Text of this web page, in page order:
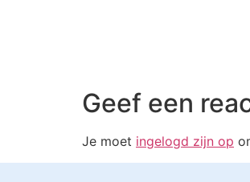
Geef een
Je moet ingelogd zijn op